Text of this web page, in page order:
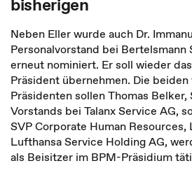
Neben Eller wurde auch Dr.
Personalvorstand bei Bertelsmann
erneut nominiert. Er soll wieder
Präsident übernehmen. Die
Präsidenten sollen Thomas Belker,
Vorstands bei Talanx Service AG,
SVP Corporate Human Resources,
Lufthansa Service Holding AG,
als Beisitzer im BPM-Präsidium